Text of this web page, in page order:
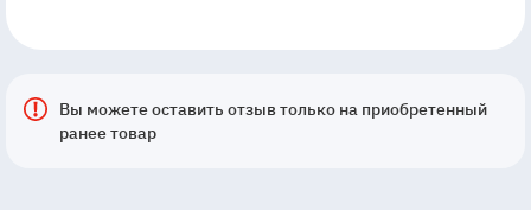
Вы можете оставить отзыв только на приобретенный
ранее товар